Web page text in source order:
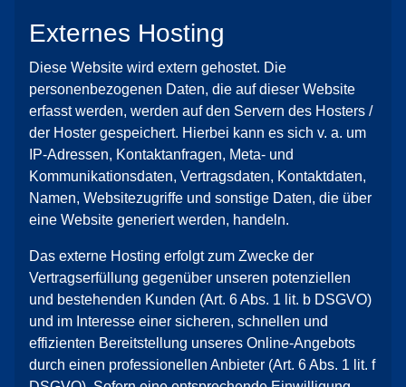
Externes Hosting
Diese Website wird extern gehostet. Die
personenbezogenen Daten, die auf dieser Website
erfasst werden, werden auf den Servern des Hosters /
der Hoster gespeichert. Hierbei kann es sich v. a. um
IP-Adressen, Kontaktanfragen, Meta- und
Kommunikationsdaten, Vertragsdaten, Kontaktdaten,
Namen, Websitezugriffe und sonstige Daten, die über
eine Website generiert werden, handeln.
Das externe Hosting erfolgt zum Zwecke der
Vertragserfüllung gegenüber unseren potenziellen
und bestehenden Kunden (Art. 6 Abs. 1 lit. b DSGVO)
und im Interesse einer sicheren, schnellen und
effizienten Bereitstellung unseres Online-Angebots
durch einen professionellen Anbieter (Art. 6 Abs. 1 lit. f